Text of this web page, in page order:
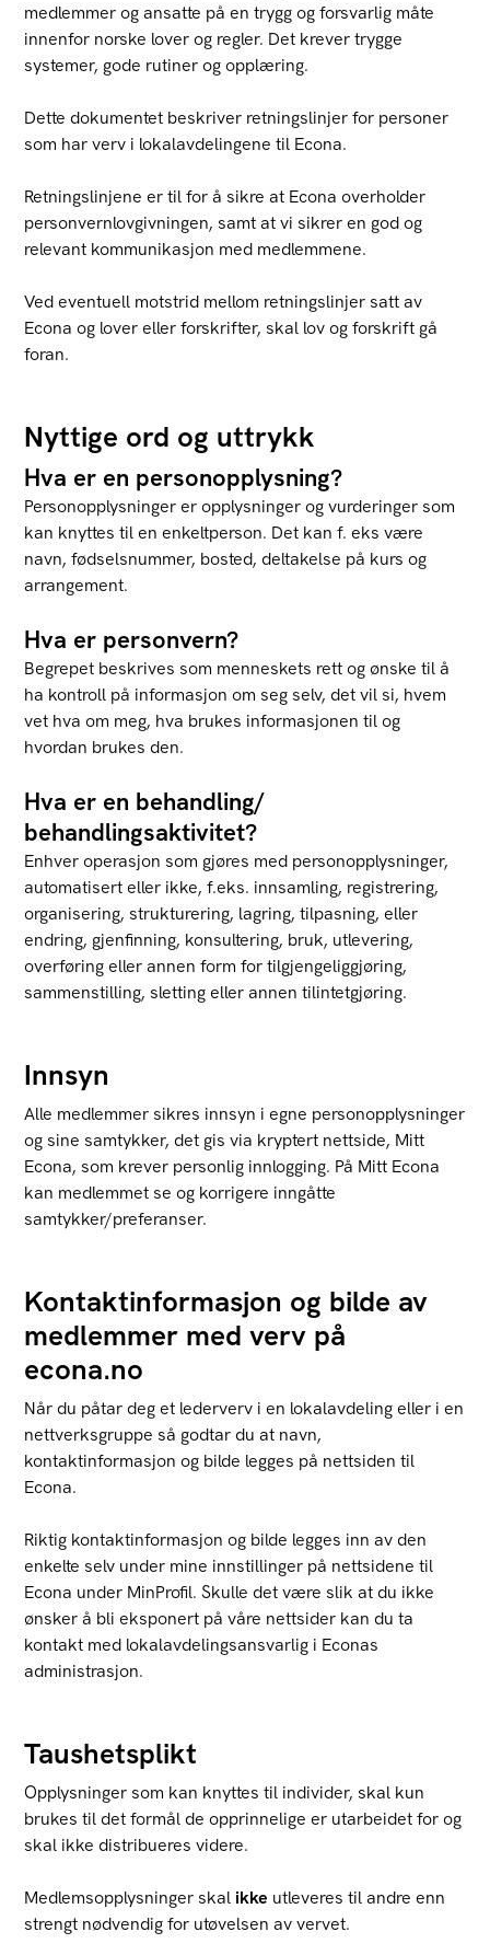
medlemmer og ansatte på en trygg og forsvarlig måte
innenfor norske lover og regler. Det krever trygge
systemer, gode rutiner og opplæring.
Dette dokumentet beskriver retningslinjer for personer
som har verv i lokalavdelingene til Econa.
Retningslinjene er til for å sikre at Econa overholder
personvernlovgivningen, samt at vi sikrer en god og
relevant kommunikasjon med medlemmene.
Ved eventuell motstrid mellom retningslinjer satt av
Econa og lover eller forskrifter, skal lov og forskrift gå
foran.
Nyttige ord og uttrykk
Hva er en personopplysning?
Personopplysninger er opplysninger og vurderinger som
kan knyttes til en enkeltperson. Det kan f. eks være
navn, fødselsnummer, bosted, deltakelse på kurs og
arrangement.
Hva er personvern?
Begrepet beskrives som menneskets rett og ønske til å
ha kontroll på informasjon om seg selv, det vil si, hvem
vet hva om meg, hva brukes informasjonen til og
hvordan brukes den.
Hva er en behandling/
behandlingsaktivitet?
Enhver operasjon som gjøres med personopplysninger,
automatisert eller ikke, f.eks. innsamling, registrering,
organisering, strukturering, lagring, tilpasning, eller
endring, gjenfinning, konsultering, bruk, utlevering,
overføring eller annen form for tilgjengeliggjøring,
sammenstilling, sletting eller annen tilintetgjøring.
Innsyn
Alle medlemmer sikres innsyn i egne personopplysninger
og sine samtykker, det gis via kryptert nettside, Mitt
Econa, som krever personlig innlogging. På Mitt Econa
kan medlemmet se og korrigere inngåtte
samtykker/preferanser.
Kontaktinformasjon og bilde av
medlemmer med verv på
econa.no
Når du påtar deg et lederverv i en lokalavdeling eller i en
nettverksgruppe så godtar du at navn,
kontaktinformasjon og bilde legges på nettsiden til
Econa.
Riktig kontaktinformasjon og bilde legges inn av den
enkelte selv under mine innstillinger på nettsidene til
Econa under MinProfil. Skulle det være slik at du ikke
ønsker å bli eksponert på våre nettsider kan du ta
kontakt med lokalavdelingsansvarlig i Econas
administrasjon.
Taushetsplikt
Opplysninger som kan knyttes til individer, skal kun
brukes til det formål de opprinnelige er utarbeidet for og
skal ikke distribueres videre.
Medlemsopplysninger skal ikke utleveres til andre enn
strengt nødvendig for utøvelsen av vervet.